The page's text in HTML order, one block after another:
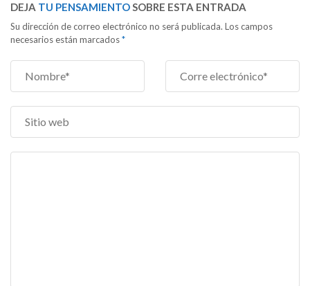
DEJA TU PENSAMIENTOSOBRE ESTA ENTRADA
Su dirección de correo electrónico no será publicada. Los campos
necesarios están marcados*